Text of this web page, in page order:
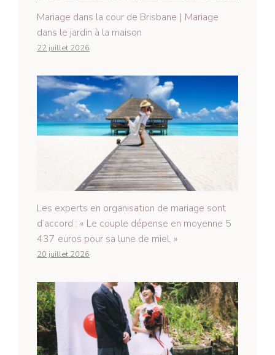
Mariage dans la cour de Brisbane | Mariage
dans le jardin à la maison
22 juillet 2026
Les experts en organisation de mariage sont
d’accord : « Le couple dépense en moyenne 5
437 euros pour sa lune de miel. »
20 juillet 2026